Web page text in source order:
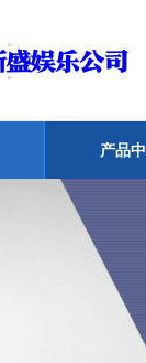
产品